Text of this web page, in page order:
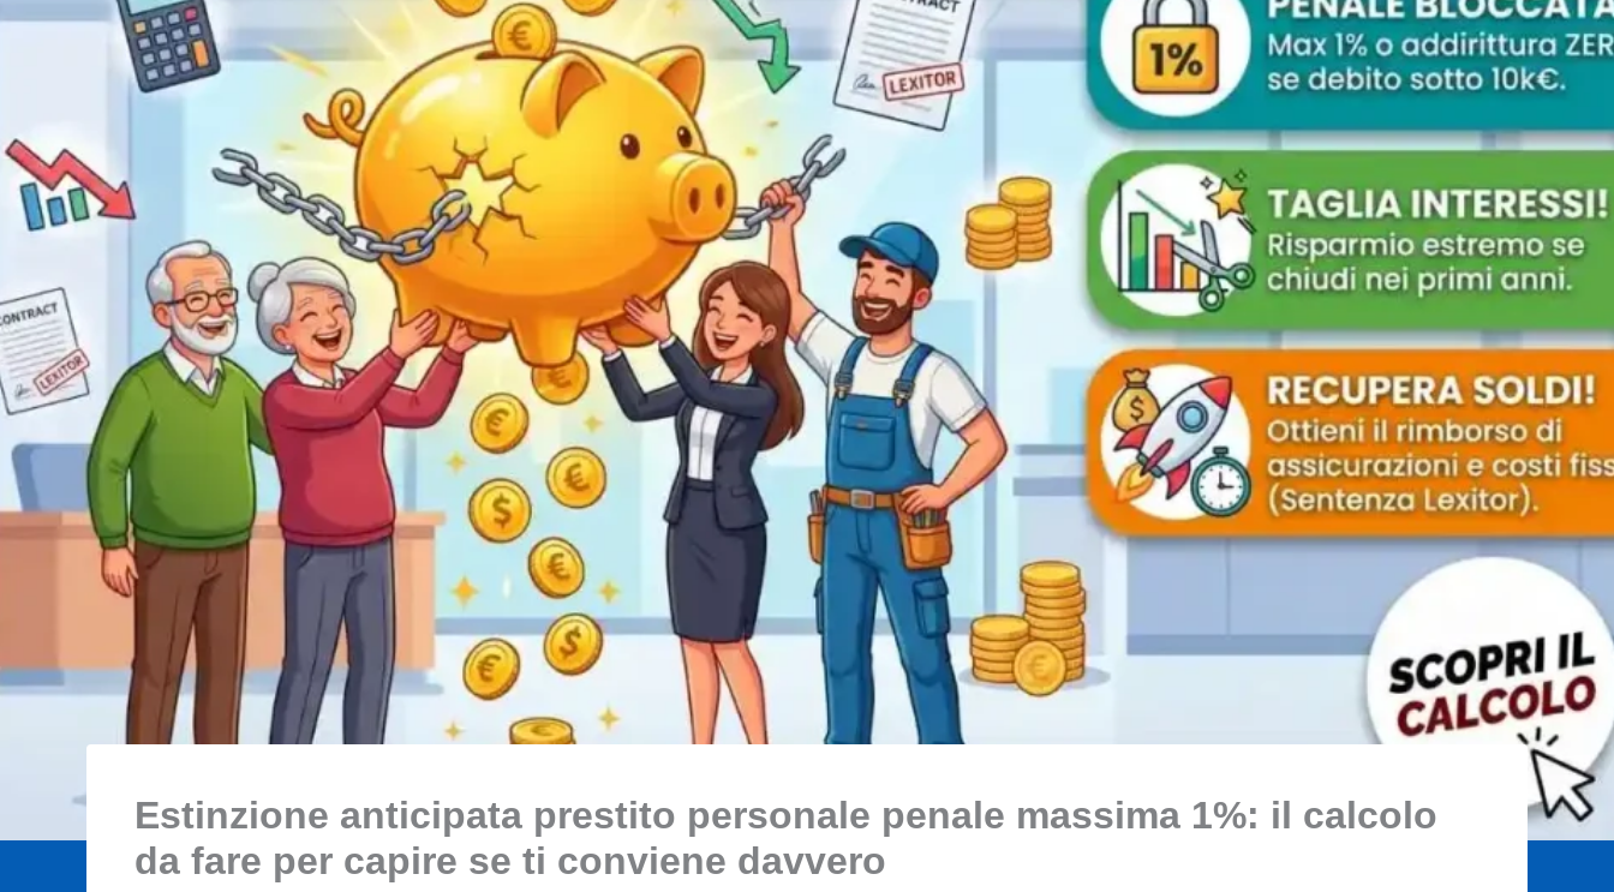
Estinzione anticipata prestito personale penale massima 1%: il calcolo
da fare per capire se ti conviene davvero